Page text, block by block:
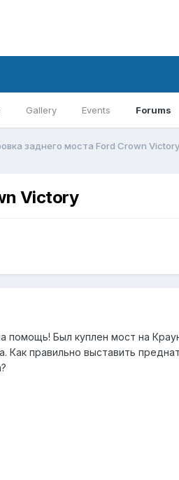
Gallery Events Forums
заднего моста Ford Crown Victory
Victory
Был куплен мост на
правильно выставить